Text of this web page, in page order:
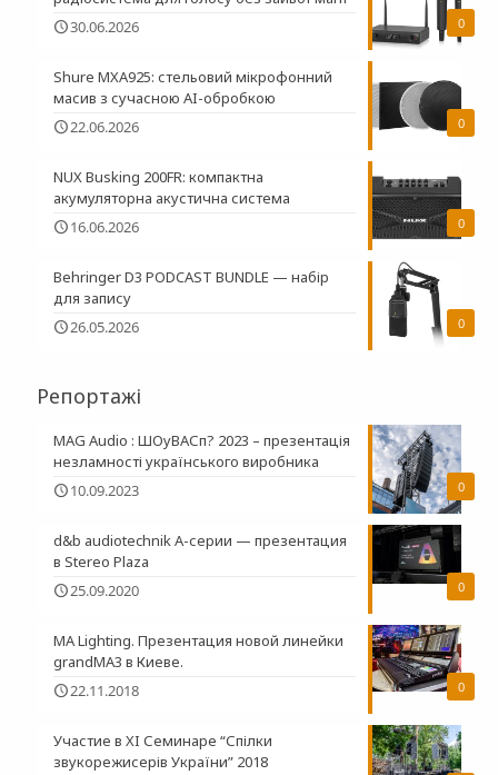
0
30.06.2026
0
Shure MXA925: стельовий мікрофонний
масив з сучасною AI-обробкою
22.06.2026
0
NUX Busking 200FR: компактна
акумуляторна акустична система
16.06.2026
0
Behringer D3 PODCAST BUNDLE — набір
для запису
26.05.2026
Репортажі
0
MAG Audio : ШОуВАСп? 2023 – презентація
незламності українського виробника
10.09.2023
0
d&b audiotechnik A-серии — презентация
в Stereo Plaza
25.09.2020
0
MA Lighting. Презентация новой линейки
grandMA3 в Киеве.
22.11.2018
Участие в XI Семинаре “Спілки
звукорежисерів України” 2018